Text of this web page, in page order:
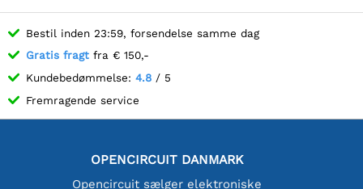
Bestil inden 23:59, forsendelse samme dag
Gratis fragt fra € 150,-
Kundebedømmelse: 4.8 / 5
Fremragende service
OPENCIRCUIT DANMARK
Opencircuit sælger elektroniske